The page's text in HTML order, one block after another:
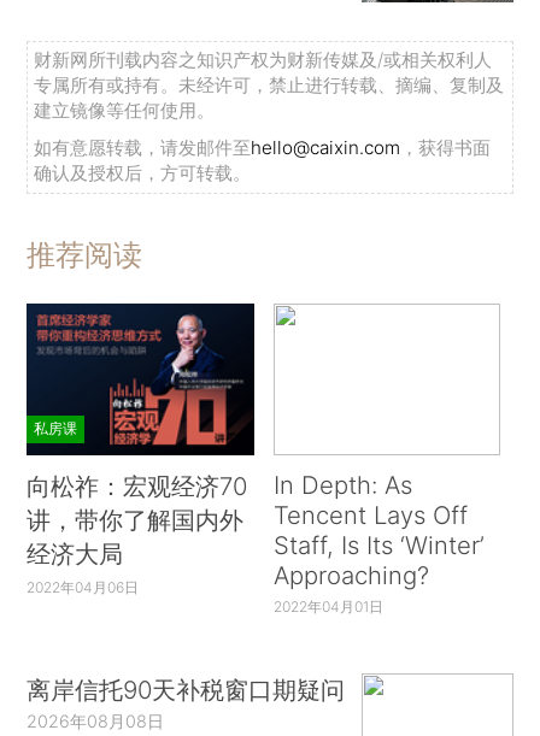
财新网所刊载内容之知识产权为财新传媒及/或相关权利人
专属所有或持有。未经许可，禁止进行转载、摘编、复制及
建立镜像等任何使用。
如有意愿转载，请发邮件至hello@caixin.com ，获得书面
确认及授权后，方可转载。
推荐阅读
私房课
向松祚：宏观经济70
讲，带你了解国内外
经济大局
2022年04月06日
In Depth: As
Tencent Lays Off
Staff, Is Its ‘Winter’
Approaching?
2022年04月01日
离岸信托90天补税窗口期疑问
2026年08月08日